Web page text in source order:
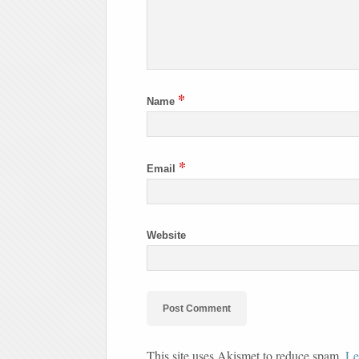
Name *
Email *
Website
This site uses Akismet to reduce spam.